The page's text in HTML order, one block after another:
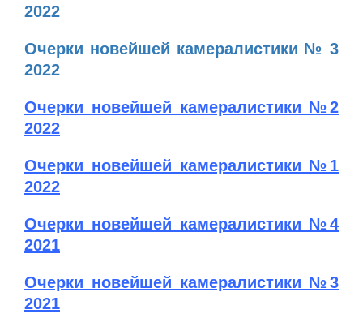
2022
Очерки новейшей камералистики № 3
2022
Очерки новейшей камералистики №2
2022
Очерки новейшей камералистики №1
2022
Очерки новейшей камералистики №4
2021
Очерки новейшей камералистики №3
2021